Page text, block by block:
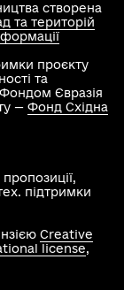
створена
та територій
проєкту
та
Євразія
— Фонд Східна
підтримки
Creative
license,